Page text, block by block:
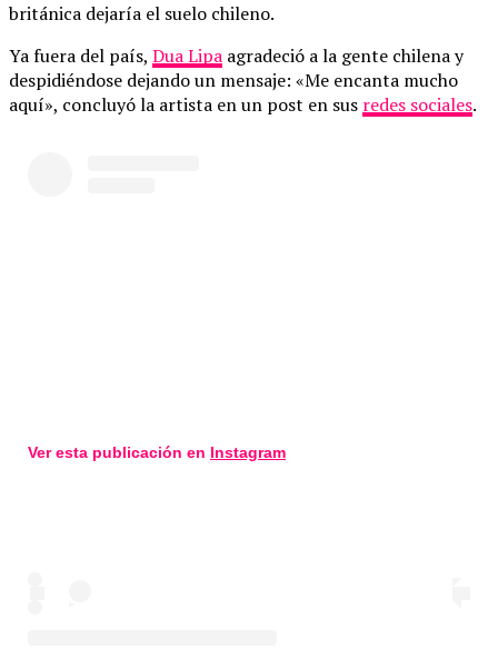
británica dejaría el suelo chileno.
Ya fuera del país, Dua Lipa agradeció a la gente chilena y
despidiéndose dejando un mensaje: «Me encanta mucho
aquí», concluyó la artista en un post en sus redes sociales.
Ver esta publicación en Instagram